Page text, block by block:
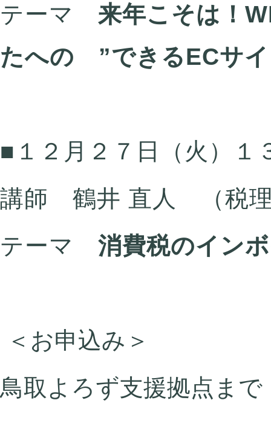
テーマ 来年こそは！
たへの ”できるECサイ
■１２月２７日（火）１
講師 鶴井 直人 （税
テーマ 消費税のイン
＜お申込み＞
鳥取よろず支援拠点まで